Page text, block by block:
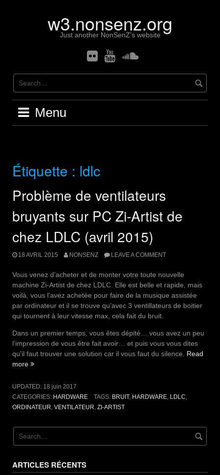
w3.nonsenz.org
Just another NonSenZ's website
Flickr YoutubeSoundcloud
Menu
Étiquette : ldlc
Problème de ventilateurs
bruyants sur PC Zi-Artist de
chez LDLC (avril 2015)
18 AVRIL 2015 NONSENZ LEAVE A COMMENT
Vous venez d’acheter et de monter votre toute nouvelle
machine Zi-Artist de chez LDLC. Elle est belle et rapide, mais
voilà, vous l’avez achetée pour faire de la musique assistée
par ordinateur et il se trouve qu’avec 3 ventillateurs de boitier
qui tournent à leur vitesse max, cela fait du bruit.
Dans un premier temps, vous êtes dépité… vous avez un peu
l’impression de vous être fait avoir… et puis vous vous dites
qu’il faut trouver une solution car il vous faut du silence. Read
more « Problème
ventilateurs
bruyants
sur
Zi-
Artist
de
LDLC
UPDATED: 18 juin 2017
CATEGORIES: HARDWARE TAGS: BRUIT, HARDWARE, LDLC
ORDINATEUR VENTILATEUR ZI-ARTIST
ARTICLES RÉCENTS